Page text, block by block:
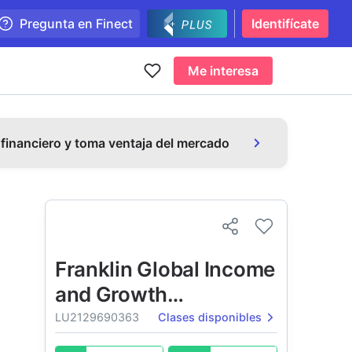
Pregunta en Finect Identifícate
Me interesa
y toma ventaja del mercado
Franklin Global Income
and Growth
Opportunities Fund
LU2129690363 Clases disponibles